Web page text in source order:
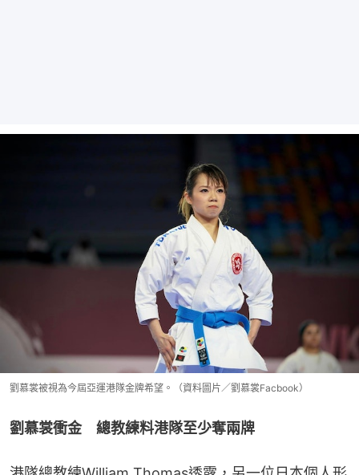
劉慕裳被視為今屆亞運港隊金牌希望。（資料圖片／劉慕裳Facbook）
劉慕裳衝金　總教練料港隊至少奪兩牌